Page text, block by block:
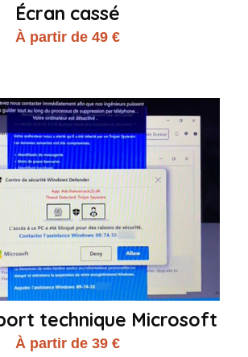
Écran cassé
À partir de 49 €
technique Microsoft
À partir de 39 €